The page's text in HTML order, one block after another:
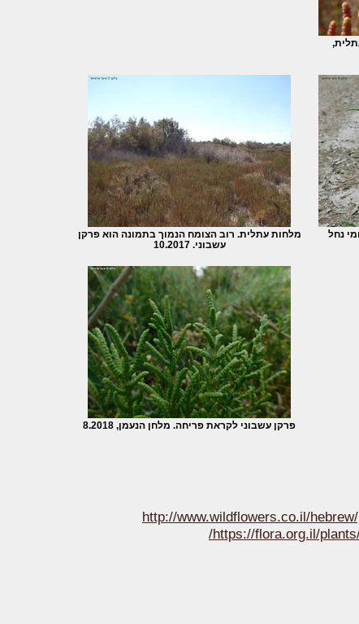
מלחות עתלית. רוב הצומח הנמוך בתמונה הוא פרקן
עשבוני. 10.2017
נחל
פרקן עשבוני לקראת פריחה. מלחן הנעמן, 8.2018
http://www.wildflowers.co.il/
https://flora.org.il/